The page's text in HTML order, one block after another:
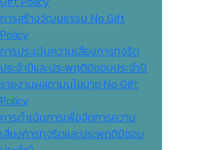
การสร้างวัฒนธรรม No Gift
Policy
การประเมินความเสี่ยงการทุจริต
ประจำปีและประพฤติมิชอบประจำปี
รายงานผลตามนโยบาย No Gift
Policy
การดำเนินการเพื่อจัดการความ
เสี่ยงการทุจริตและประพฤติมิชอบ